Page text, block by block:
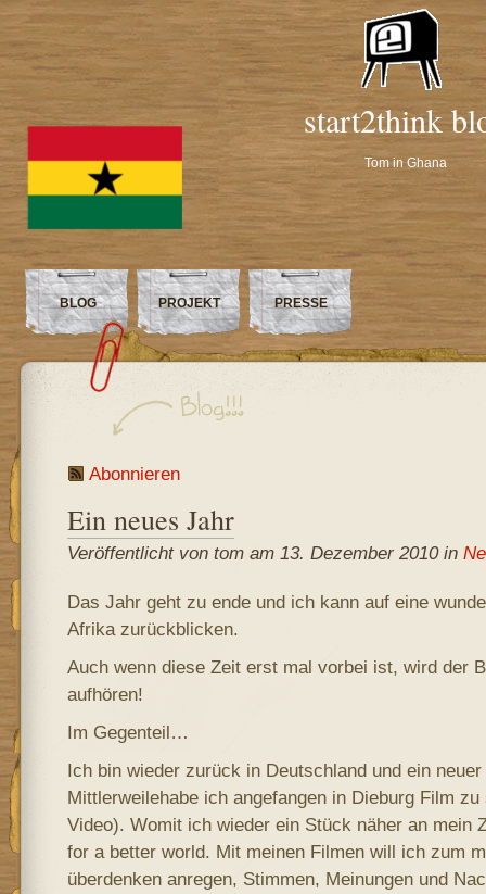
start2think
Tom in Ghana
BLOG PROJEKT PRESSE
Abonnieren
Ein neues Jahr
Veröffentlicht von tom am 13. Dezember 2010 in
Das Jahr geht zu ende und ich kann auf eine
Afrika zurückblicken.
Auch wenn diese Zeit erst mal vorbei ist, wird der
aufhören!
Im Gegenteil…
Ich bin wieder zurück in Deutschland und ein
Mittlerweilehabe ich angefangen in Dieburg Film
Video). Womit ich wieder ein Stück näher an mein
for a better world. Mit meinen Filmen will ich zum
überdenken anregen, Stimmen, Meinungen und